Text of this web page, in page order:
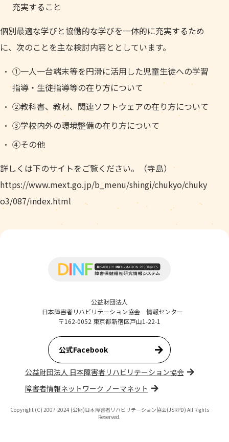
充実すること
個別最適な学びと協働的な学びを一体的に充実するため
に、次のことを主な検討内容ととしています。
①一人一台端末等を円滑に活用した児童生徒への学習
指導・生徒指導等の在り方について
②教科書、教材、関連ソフトウェアの在り方について
③学校内外の環境整備の在り方について
④その他
詳しくは下のサイトをご覧ください。（寺島）
https://www.mext.go.jp/b_menu/shingi/chukyo/chuky
o3/087/index.html
公益財団法人
日本障害者リハビリテーション協会 情報センター
〒162-0052 東京都新宿区戸山1-22-1
公式Facebook
公益財団法人 日本障害者リハビリテーション協会
障害者情報ネットワーク ノーマネット
Copyright (C) 2007-2024 (公財)日本障害者リハビリテーション協会(JSRPD) All Rights
Reserved.